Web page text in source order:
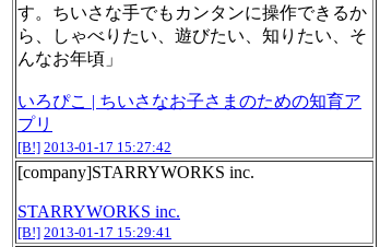
す。ちいさな手でもカンタンに操作できるか
ら、しゃべりたい、遊びたい、知りたい、そ
んなお年頃」
いろぴこ | ちいさなお子さまのための知育ア
プリ
[B!] 2013-01-17 15:27:42
[company]STARRYWORKS inc.
STARRYWORKS inc.
[B!] 2013-01-17 15:29:41